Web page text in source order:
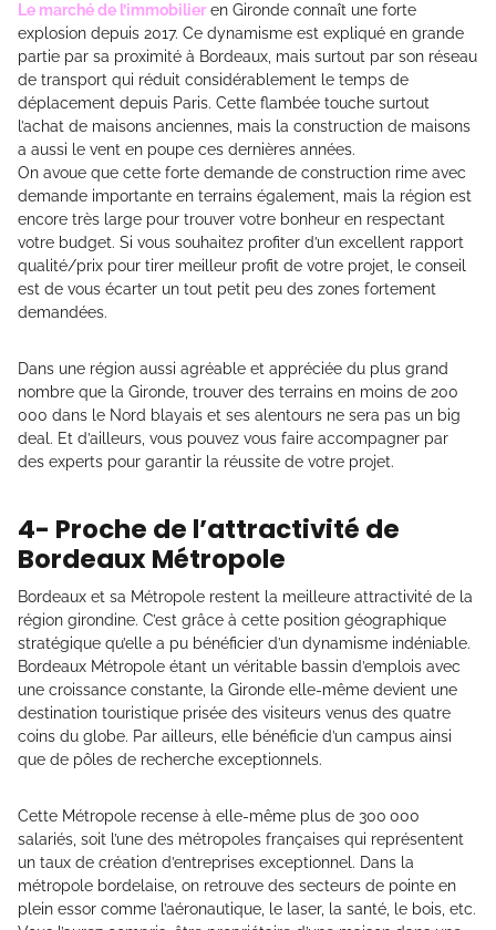
Le marché de l’immobilier en Gironde connaît une forte
explosion depuis 2017. Ce dynamisme est expliqué en grande
partie par sa proximité à Bordeaux, mais surtout par son réseau
de transport qui réduit considérablement le temps de
déplacement depuis Paris. Cette flambée touche surtout
l’achat de maisons anciennes, mais la construction de maisons
a aussi le vent en poupe ces dernières années.
On avoue que cette forte demande de construction rime avec
demande importante en terrains également, mais la région est
encore très large pour trouver votre bonheur en respectant
votre budget. Si vous souhaitez profiter d’un excellent rapport
qualité/prix pour tirer meilleur profit de votre projet, le conseil
est de vous écarter un tout petit peu des zones fortement
demandées.
Dans une région aussi agréable et appréciée du plus grand
nombre que la Gironde, trouver des terrains en moins de 200
000 dans le Nord blayais et ses alentours ne sera pas un big
deal. Et d’ailleurs, vous pouvez vous faire accompagner par
des experts pour garantir la réussite de votre projet.
4- Proche de l’attractivité de
Bordeaux Métropole
Bordeaux et sa Métropole restent la meilleure attractivité de la
région girondine. C’est grâce à cette position géographique
stratégique qu’elle a pu bénéficier d’un dynamisme indéniable.
Bordeaux Métropole étant un véritable bassin d’emplois avec
une croissance constante, la Gironde elle-même devient une
destination touristique prisée des visiteurs venus des quatre
coins du globe. Par ailleurs, elle bénéficie d’un campus ainsi
que de pôles de recherche exceptionnels.
Cette Métropole recense à elle-même plus de 300 000
salariés, soit l’une des métropoles françaises qui représentent
un taux de création d’entreprises exceptionnel. Dans la
métropole bordelaise, on retrouve des secteurs de pointe en
plein essor comme l’aéronautique, le laser, la santé, le bois, etc.